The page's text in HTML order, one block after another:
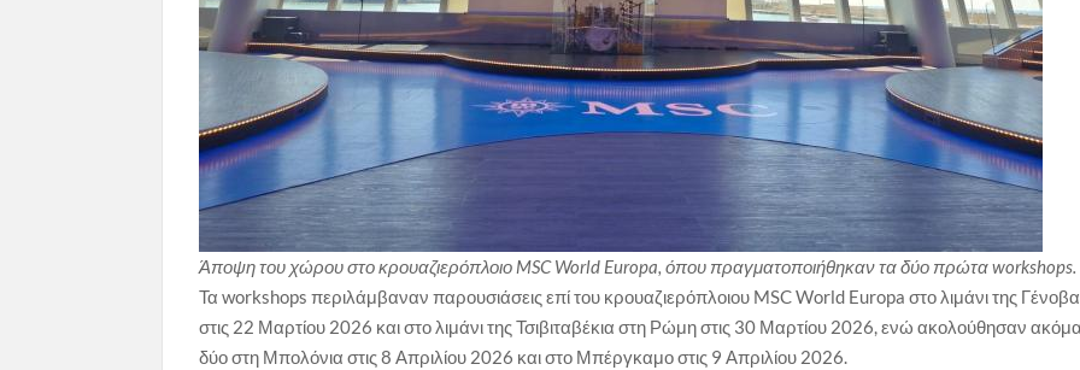
Άποψη του χώρου στο κρουαζιερόπλοιο MSC World Europa, όπου πραγματοποιήθηκαν τα δύο πρώτα workshops.
Τα workshops περιλάμβαναν παρουσιάσεις επί του κρουαζιερόπλοιου MSC World Europa στο λιμάνι της
στις 22 Μαρτίου 2026 και στο λιμάνι της Τσιβιταβέκια στη Ρώμη στις 30 Μαρτίου 2026, ενώ ακολούθησαν
δύο στη Μπολόνια στις 8 Απριλίου 2026 και στο Μπέργκαμο στις 9 Απριλίου 2026.